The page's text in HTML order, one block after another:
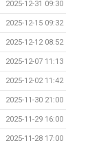
2025-12-31 09:30
2025-12-15 09:32
2025-12-12 08:52
2025-12-07 11:13
2025-12-02 11:42
2025-11-30 21:00
2025-11-29 16:00
2025-11-28 17:00